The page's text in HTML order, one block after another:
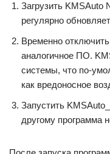
Загрузить KMSAuto
регулярно
Временно
аналогичное ПО.
системы, что по-
как вредоносное
Запустить
другому программа